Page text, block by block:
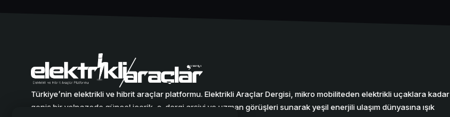
Türkiye’nin elektrikli ve hibrit araçlar platformu. Elektrikli Araçlar Dergisi, mikro mobiliteden elektrikli uçaklara kadar
geniş bir yelpazede güncel içerik, e-dergi arşivi ve uzman görüşleri sunarak yeşil enerjili ulaşım dünyasına ışık